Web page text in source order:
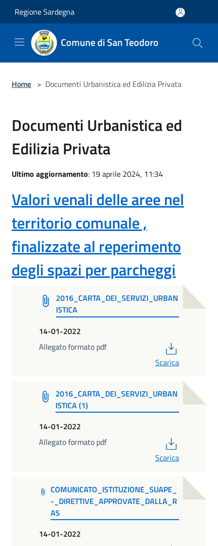
Regione Sardegna
Comune di San Teodoro
Home > Documenti Urbanistica ed Edilizia Privata
Documenti Urbanistica ed
Edilizia Privata
Ultimo aggiornamento: 19 aprile 2024, 11:34
Valori venali delle aree nel
territorio comunale ,
finalizzate al reperimento
degli spazi per parcheggi
2016_CARTA_DEI_SERVIZI_URBAN
ISTICA
14-01-2022
Allegato formato pdf
Scarica
2016_CARTA_DEI_SERVIZI_URBAN
ISTICA (1)
14-01-2022
Allegato formato pdf
Scarica
COMUNICATO_ISTITUZIONE_SUAPE_
-_DIRETTIVE_APPROVATE_DALLA_R
AS
14-01-2022